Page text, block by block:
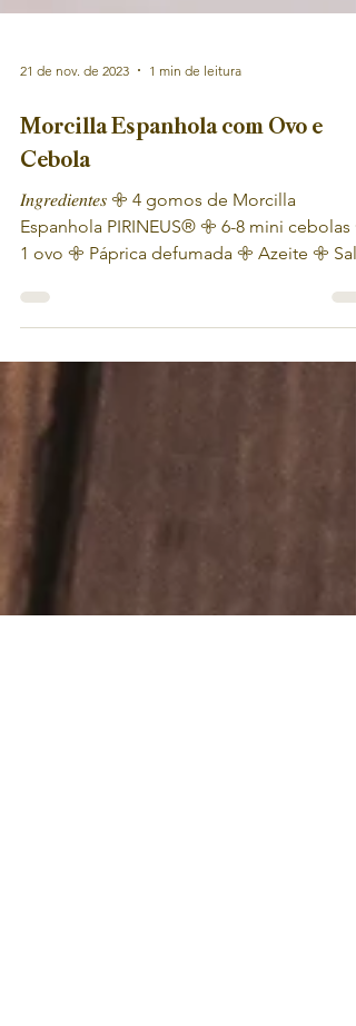
21 de nov. de 2023
Morcilla Espanhola com Ovo e
Cebola
𝐼𝑛𝑔𝑟𝑒𝑑𝑖𝑒𝑛𝑡𝑒𝑠 𖧷 4 gomos de Morcilla
Espanhola PIRINEUS® 𖧷 6-8 mini cebolas